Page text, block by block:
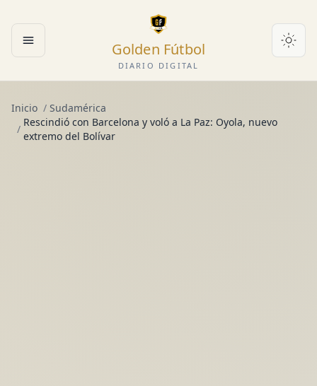
Abrir menú Golden Fútbol
DIARIO DIGITAL
Inicio / Sudamérica
/
Rescindió con Barcelona y voló a La Paz: Oyola, nuevo
extremo del Bolívar